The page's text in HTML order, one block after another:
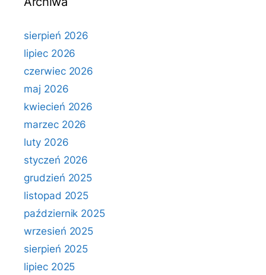
sierpień 2026
lipiec 2026
czerwiec 2026
maj 2026
kwiecień 2026
marzec 2026
luty 2026
styczeń 2026
grudzień 2025
listopad 2025
październik 2025
wrzesień 2025
sierpień 2025
lipiec 2025